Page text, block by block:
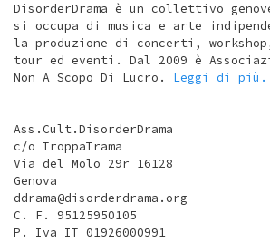
DisorderDrama è un collettivo
si occupa di musica e arte
la produzione di concerti,
tour ed eventi. Dal 2009 è
Non A Scopo Di Lucro. Leggi di più.
Ass.Cult.DisorderDrama
c/o TroppaTrama
Via del Molo 29r 16128
Genova
ddrama@disorderdrama.org
C. F. 95125950105
P. Iva IT 01926000991